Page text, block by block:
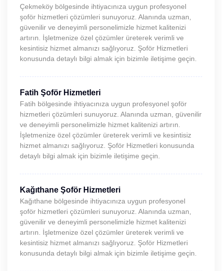
Çekmeköy bölgesinde ihtiyacınıza uygun profesyonel
şoför hizmetleri çözümleri sunuyoruz. Alanında uzman,
güvenilir ve deneyimli personelimizle hizmet kalitenizi
artırın. İşletmenize özel çözümler üreterek verimli ve
kesintisiz hizmet almanızı sağlıyoruz. Şoför Hizmetleri
konusunda detaylı bilgi almak için bizimle iletişime geçin.
Fatih Şoför Hizmetleri
Fatih bölgesinde ihtiyacınıza uygun profesyonel şoför
hizmetleri çözümleri sunuyoruz. Alanında uzman, güvenilir
ve deneyimli personelimizle hizmet kalitenizi artırın.
İşletmenize özel çözümler üreterek verimli ve kesintisiz
hizmet almanızı sağlıyoruz. Şoför Hizmetleri konusunda
detaylı bilgi almak için bizimle iletişime geçin.
Kağıthane Şoför Hizmetleri
Kağıthane bölgesinde ihtiyacınıza uygun profesyonel
şoför hizmetleri çözümleri sunuyoruz. Alanında uzman,
güvenilir ve deneyimli personelimizle hizmet kalitenizi
artırın. İşletmenize özel çözümler üreterek verimli ve
kesintisiz hizmet almanızı sağlıyoruz. Şoför Hizmetleri
konusunda detaylı bilgi almak için bizimle iletişime geçin.